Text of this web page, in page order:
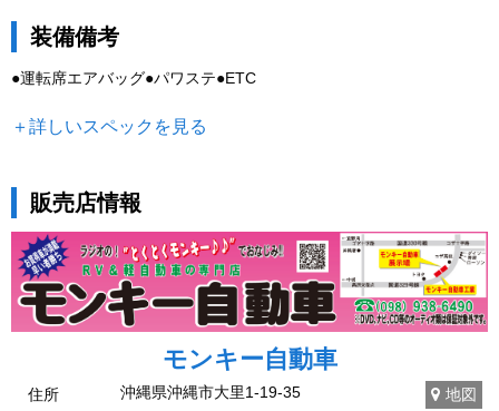
装備備考
●運転席エアバッグ●パワステ●ETC
＋詳しいスペックを見る
販売店情報
モンキー自動車
住所 沖縄県沖縄市大里1-19-35
地図